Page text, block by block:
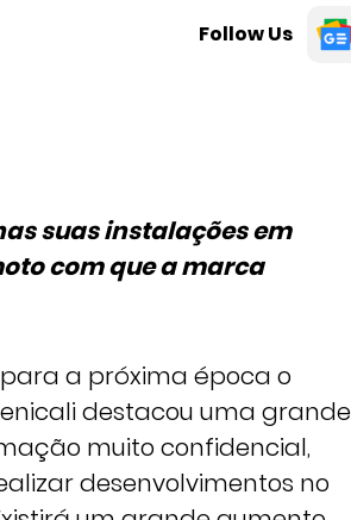
Follow Us
suas instalações em
com que a marca
a próxima época o
destacou uma grande
muito confidencial,
desenvolvimentos no